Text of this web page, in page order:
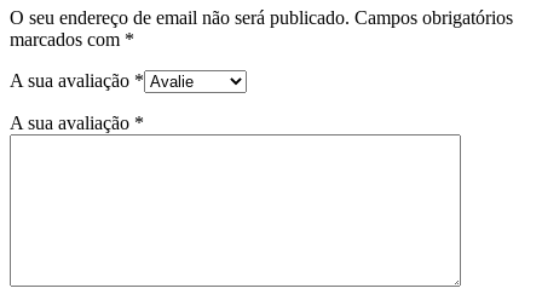
O seu endereço de email não será publicado. Campos obrigatórios
marcados com *
A sua avaliação *
A sua avaliação *